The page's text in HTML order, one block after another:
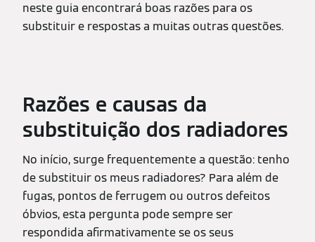
neste guia encontrará boas razões para os
substituir e respostas a muitas outras questões.
Razões e causas da
substituição dos radiadores
No início, surge frequentemente a questão: tenho
de substituir os meus radiadores? Para além de
fugas, pontos de ferrugem ou outros defeitos
óbvios, esta pergunta pode sempre ser
respondida afirmativamente se os seus